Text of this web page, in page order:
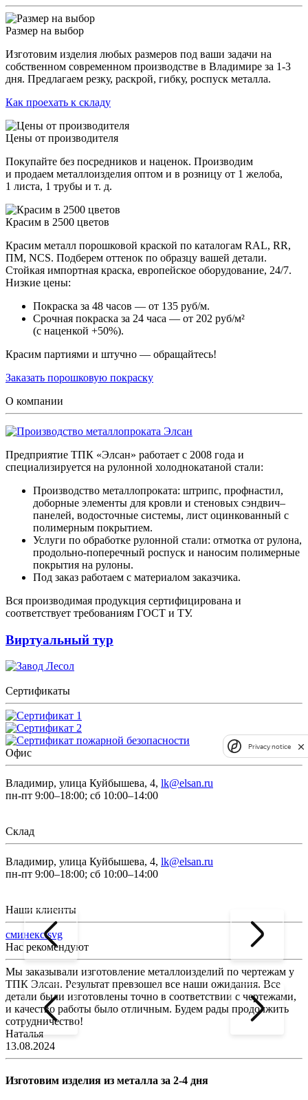
Размер на выбор
Изготовим изделия любых размеров под ваши задачи на
собственном современном производстве в Владимире за 1-3
дня. Предлагаем резку, раскрой, гибку, роспуск металла.
Как проехать к складу
Цены от производителя
Покупайте без посредников и наценок. Производим
и продаем металлоизделия оптом и в розницу от 1 желоба,
1 листа, 1 трубы и т. д.
Красим в 2500 цветов
Красим металл порошковой краской по каталогам RAL, RR,
ПМ, NCS. Подберем оттенок по образцу вашей детали.
Стойкая импортная краска, европейское оборудование, 24/7.
Низкие цены:
Покраска за 48 часов — от 135 руб/м.
Срочная покраска за 24 часа — от 202 руб/м²
(с наценкой +50%).
Красим партиями и штучно — обращайтесь!
Заказать порошковую покраску
О компании
Предприятие ТПК «Элсан» работает с 2008 года и
специализируется на рулонной холоднокатаной стали:
Производство металлопроката: штрипс, профнастил,
доборные элементы для кровли и стеновых сэндвич–
панелей, водосточные системы, лист оцинкованный с
полимерным покрытием.
Услуги по обработке рулонной стали: отмотка от рулона,
продольно-поперечный роспуск и наносим полимерные
покрытия на рулоны.
Под заказ работаем с материалом заказчика.
Вся производимая продукция сертифицирована и
соответствует требованиям ГОСТ и ТУ.
Виртуальный тур
Сертификаты
Офис
Владимир, улица Куйбышева, 4, lk@elsan.ru
пн-пт 9:00–18:00; сб 10:00–14:00
Склад
Владимир, улица Куйбышева, 4, lk@elsan.ru
пн-пт 9:00–18:00; сб 10:00–14:00
Наши клиенты
сминекс.svg
Нас рекомендуют
Мы заказывали изготовление металлоизделий по чертежам у
ТПК Элсан. Результат превзошел все наши ожидания. Все
детали были изготовлены точно в соответствии с чертежами,
и качество работы было отличным. Будем рады продолжить
сотрудничество!
Наталья
13.08.2024
Изготовим изделия из металла за 2-4 дня
Privacy notice